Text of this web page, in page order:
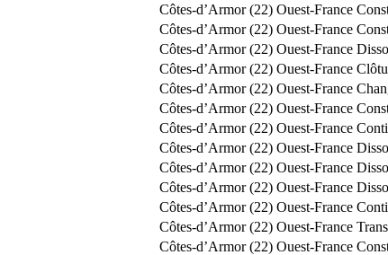
Côtes-d’Armor (22) Ouest-France
Côtes-d’Armor (22) Ouest-France
Côtes-d’Armor (22) Ouest-France
Côtes-d’Armor (22) Ouest-France
Côtes-d’Armor (22) Ouest-France
Côtes-d’Armor (22) Ouest-France
Côtes-d’Armor (22) Ouest-France
Côtes-d’Armor (22) Ouest-France
Côtes-d’Armor (22) Ouest-France
Côtes-d’Armor (22) Ouest-France
Côtes-d’Armor (22) Ouest-France
Côtes-d’Armor (22) Ouest-France
Côtes-d’Armor (22) Ouest-France